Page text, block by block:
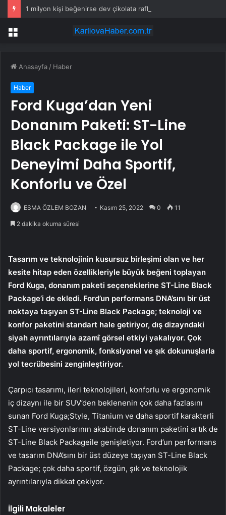
1 milyon kişi beğenirse dev çikolata raflara çıkacak
Menü
Anasayfa / Haber
Haber
Ford Kuga’dan Yeni
Donanım Paketi: ST-Line
Black Package ile Yol
Deneyimi Daha Sportif,
Konforlu ve Özel
ESMA ÖZLEM BOZAN Kasım 25, 2022 0 11
2 dakika okuma süresi
Tasarım ve teknolojinin kusursuz birleşimi olan ve her
kesite hitap eden özellikleriyle büyük beğeni toplayan
Ford Kuga, donanım paketi seçeneklerine ST-Line Black
Package’i de ekledi. Ford’un performans DNA’sını bir üst
noktaya taşıyan ST-Line Black Package; teknoloji ve
konfor paketini standart hale getiriyor, dış dizayndaki
siyah ayrıntılarıyla azamî görsel etkiyi yakalıyor. Çok
daha sportif, ergonomik, fonksiyonel ve şık dokunuşlarla
yol tecrübesini zenginleştiriyor.
Çarpıcı tasarımı, ileri teknolojileri, konforlu ve ergonomik
iç dizaynı ile bir SUV’den beklenenin çok daha fazlasını
sunan Ford Kuga;Style, Titanium ve daha sportif karakterli
ST-Line versiyonlarının akabinde donanım paketini artık de
ST-Line Black Packageile genişletiyor. Ford’un performans
ve tasarım DNA’sını bir üst düzeye taşıyan ST-Line Black
Package; çok daha sportif, özgün, şık ve teknolojik
ayrıntılarıyla dikkat çekiyor.
İlgili Makaleler